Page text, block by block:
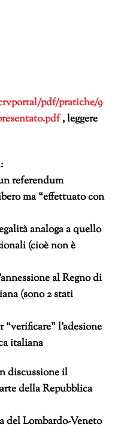
pdf/pratiche/9
, leggere
referendum
ma “effettuato con
analoga a quello
(cioè non è
al Regno di
(sono 2 stati
“verificare” l’adesione
italiana
discussione il
della Repubblica
del Lombardo-Veneto